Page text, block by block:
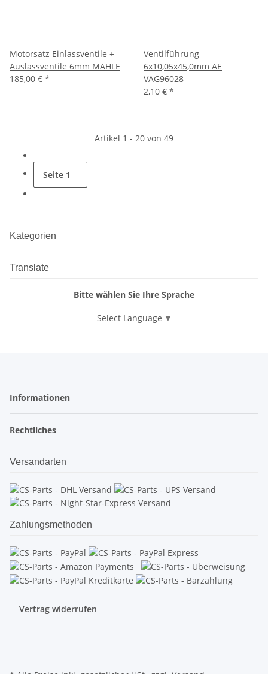
Motorsatz Einlassventile +
Auslassventile 6mm MAHLE
185,00 € *
Ventilführung
6x10,05x45,0mm AE
VAG96028
2,10 € *
Artikel 1 - 20 von 49
Seite 1
Kategorien
Translate
Bitte wählen Sie Ihre Sprache
Select Language ▼
Informationen
Rechtliches
Versandarten
Zahlungsmethoden
Vertrag widerrufen